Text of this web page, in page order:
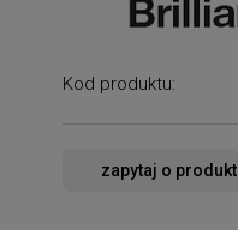
Kod produktu:
zapytaj o produkt